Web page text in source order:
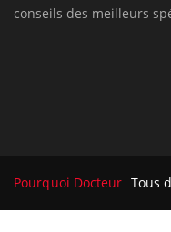
conseils des meilleurs
Pourquoi Docteur Tous